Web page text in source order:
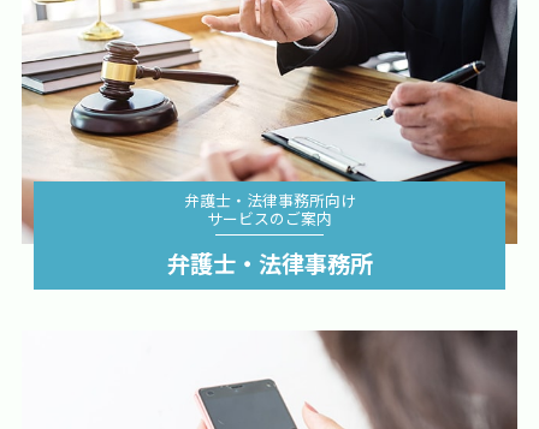
詳細を見る
弁護士・法律事務所向け
サービスのご案内
弁護士・法律事務所